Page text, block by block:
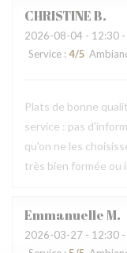
CHRISTINEB
2026-08-04 - 12:30
Service : 4/5
Plats de bonne
service : pas
qu'on ne les
très bien formée ou
EmmanuelleM
2026-03-27 - 12:30